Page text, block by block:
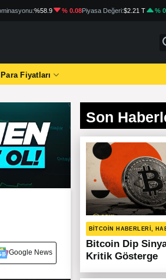
%58.9 % 0.08Piyasa Değeri:$2.21 T %
Fiyatları
Google News
Son
BITCOIN HABERLERI,
Bitcoin Dip
Kritik Gösterge